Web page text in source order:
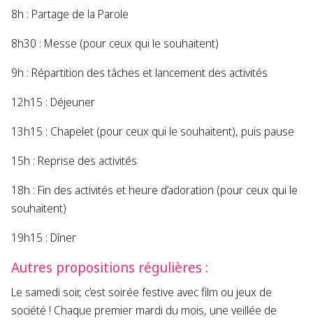
8h : Partage de la Parole
8h30 : Messe (pour ceux qui le souhaitent)
9h : Répartition des tâches et lancement des activités
12h15 : Déjeuner
13h15 : Chapelet (pour ceux qui le souhaitent), puis pause
15h : Reprise des activités
18h : Fin des activités et heure d’adoration (pour ceux qui le
souhaitent)
19h15 : Dîner
Autres propositions régulières :
Le samedi soir, c’est soirée festive avec film ou jeux de
société ! Chaque premier mardi du mois, une veillée de